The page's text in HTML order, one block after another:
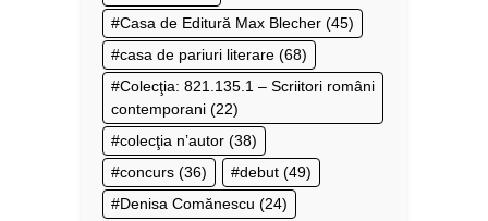
Casa de Editură Max Blecher (45)
casa de pariuri literare (68)
Colecţia: 821.135.1 – Scriitori români
contemporani (22)
colecţia n’autor (38)
concurs (36) debut (49)
Denisa Comănescu (24)